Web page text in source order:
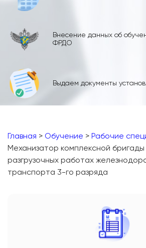
Внесение данных об
ФРДО
Выдаем документы
Главная > Обучение > Рабочие
Механизатор комплексной
разгрузочных работах
транспорта 3-го разряда